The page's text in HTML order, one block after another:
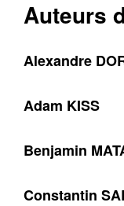
Auteurs
Alexandre
Adam KISS
Benjamin
Constantin